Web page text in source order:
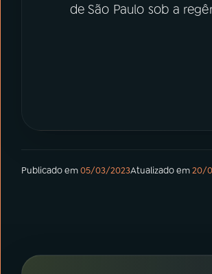
de São Paulo sob a
Publicado em05/03/2023Atualizado em20/